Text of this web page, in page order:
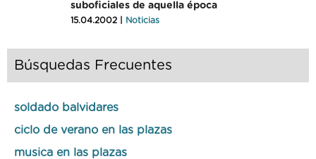
suboficiales de aquella época
15.04.2002 | Noticias
Búsquedas Frecuentes
soldado balvidares
ciclo de verano en las plazas
musica en las plazas